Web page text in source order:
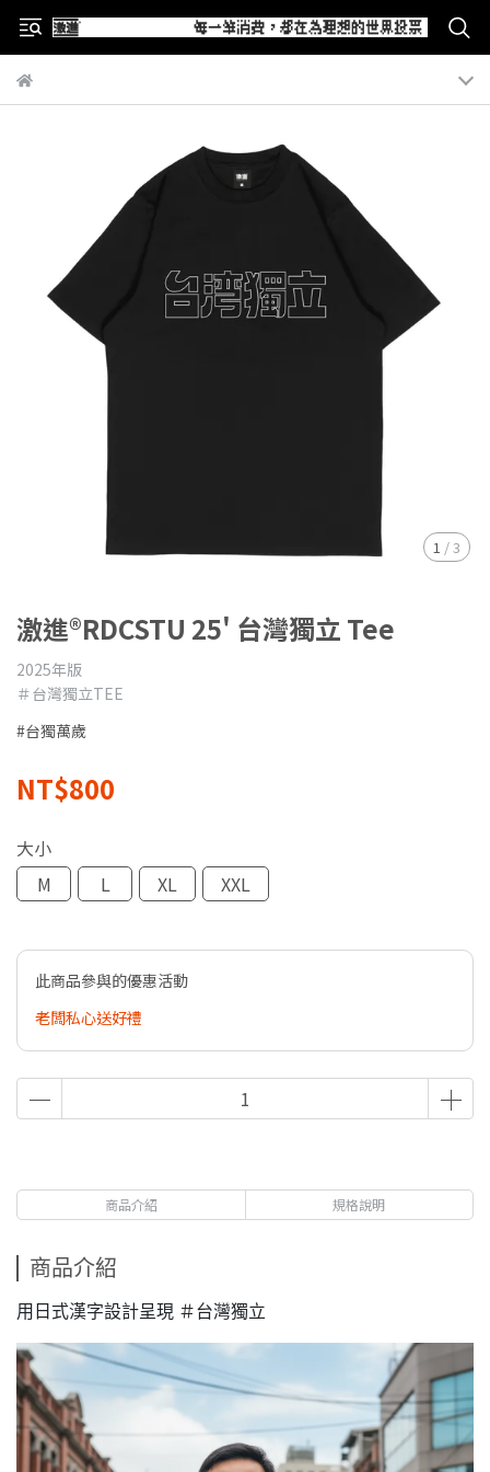
1 /3
激進®RDCSTU 25' 台灣獨立 Tee
2025年版
＃台灣獨立TEE
#台獨萬歲
NT$800
大小
M
L XL XXL
此商品參與的優惠活動
老闆私心送好禮
商品介紹 規格說明
商品介紹
用日式漢字設計呈現 ＃台灣獨立